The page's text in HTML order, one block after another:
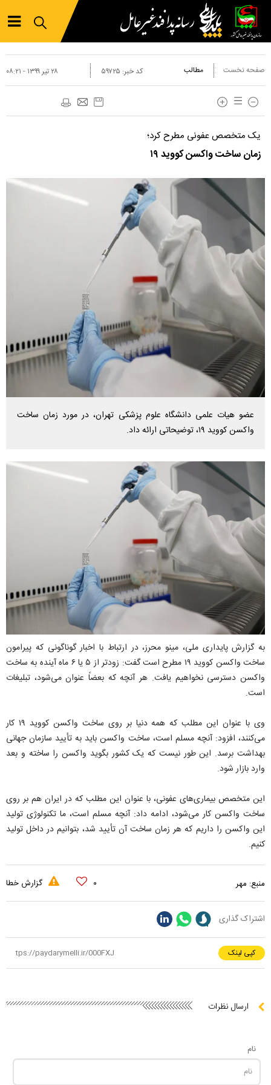
صفحه نخست مطالب ۲۸ تير ۱۳۹۹ - ۰۸:۲۱ کد خبر: ۵۹۷۲۵
یک متخصص عفونی مطرح کرد؛
زمان ساخت واکسن کووید ۱۹
عضو هیات علمی دانشگاه علوم پزشکی تهران، در مورد زمان ساخت
واکسن کووید ۱۹، توضیحاتی ارائه داد.
به گزارش پایداری ملی، مینو محرز، در ارتباط با اخبار گوناگونی که پیرامون
ساخت واکسن کووید ۱۹ مطرح است گفت: زودتر از ۵ یا ۶ ماه آینده به ساخت
واکسن دسترسی نخواهیم یافت. هر آنچه که بعضاً عنوان می‌شود، تبلیغات
است.
وی با عنوان این مطلب که همه دنیا بر روی ساخت واکسن کووید ۱۹ کار
می‌کنند، افزود: آنچه مسلم است، ساخت واکسن باید به تأیید سازمان جهانی
بهداشت برسد. این طور نیست که یک کشور بگوید واکسن را ساخته و بعد
وارد بازار شود.
این متخصص بیماری‌های عفونی، با عنوان این مطلب که در ایران هم بر روی
ساخت واکسن کار می‌شود، ادامه داد: آنچه مسلم است، ما تکنولوژی تولید
این واکسن را داریم که هر زمان ساخت آن تأیید شد، بتوانیم در داخل تولید
کنیم.
منبع: مهر ۰ گزارش خطا
اشتراک گذاری
کپی لینک
ارسال نظرات
نام